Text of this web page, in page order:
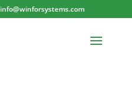
info@winforsystems.com